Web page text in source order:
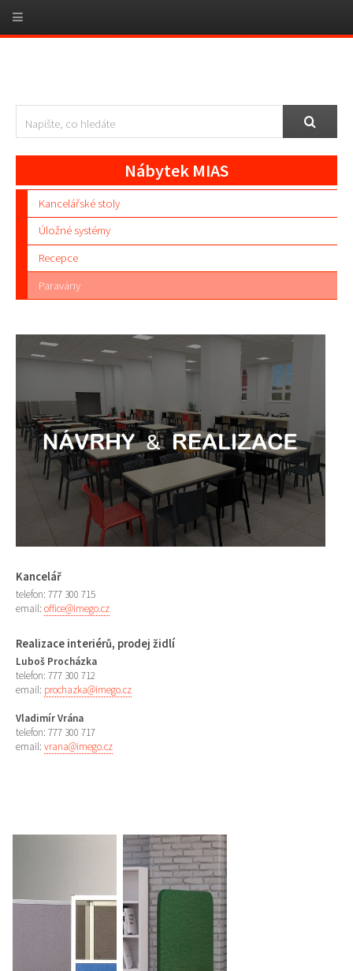
Nábytek MIAS
Kancelářské stoly
Úložné systémy
Recepce
Paravány
Kancelář
telefon: 777 300 715
email: office@imego.cz
Realizace interiérů, prodej židlí
Luboš Procházka
telefon: 777 300 712
email: prochazka@imego.cz
Vladimír Vrána
telefon: 777 300 717
email: vrana@imego.cz
více zde ... více zde ...